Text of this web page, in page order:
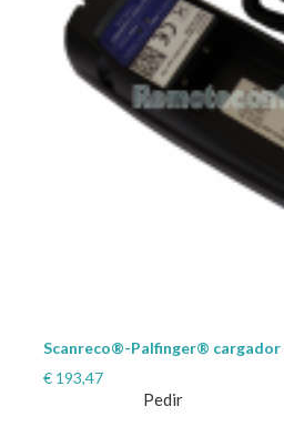
Scanreco®-Palfinger®
€ 193,47
Pedir